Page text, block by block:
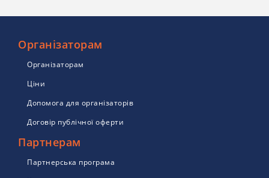
Організаторам
Організаторам
Ціни
Допомога для організаторів
Договір публічної оферти
Партнерам
Партнерська програма